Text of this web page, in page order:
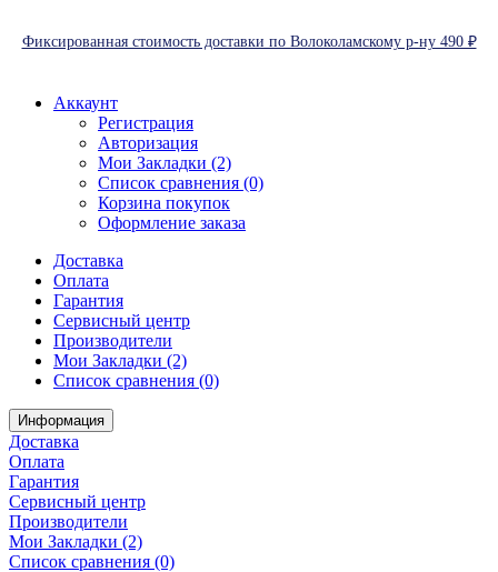
Фиксированная стоимость доставки по Волоколамскому р-ну 490 ₽
Аккаунт
Регистрация
Авторизация
Мои Закладки (2)
Список сравнения (0)
Корзина покупок
Оформление заказа
Доставка
Оплата
Гарантия
Сервисный центр
Производители
Мои Закладки (2)
Список сравнения (0)
Информация
Доставка
Оплата
Гарантия
Сервисный центр
Производители
Мои Закладки (2)
Список сравнения (0)